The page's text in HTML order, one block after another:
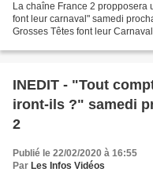
La chaîne France 2 propposera
font leur carnaval" samedi
Grosses Têtes font leur
INEDIT - "Tout
iront-ils ?" samedi
2
Publié le 22/02/2020 à 16:55
Par Les Infos Vidéos